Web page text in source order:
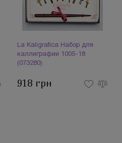
La Kaligrafica Набор для
каллиграфии 1005-18
(073280)
918 грн